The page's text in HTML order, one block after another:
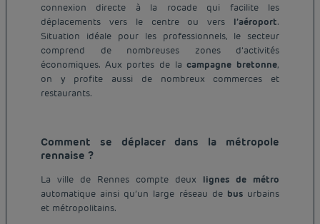
connexion directe à la rocade qui facilite les
déplacements vers le centre ou vers l’aéroport.
Situation idéale pour les professionnels, le secteur
comprend de nombreuses zones d’activités
économiques. Aux portes de lacampagne bretonne,
on y profite aussi de nombreux commerces et
restaurants.
Comment se déplacer dans la métropole
rennaise ?
La ville de Rennes compte deux lignes de métro
automatique ainsi qu’un large réseau de busurbains
et métropolitains.